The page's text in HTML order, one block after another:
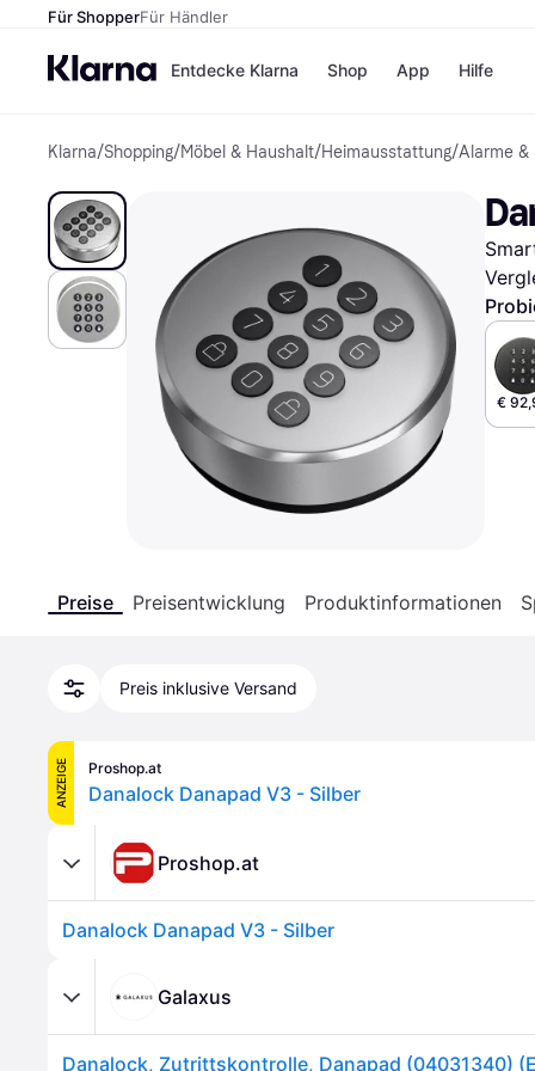
Für ShopperFür Händler
Entdecke Klarna
Zahlungsmethoden
Bezahle in 3
Teilzahlungen
Bezahle in bis zu 30
Tagen
Ratenzahlung
Shop
Shops
H&M
Temu
Alle Shops
App Hilfe
Klarna/Shopping/Möbel & Haushalt/Heimausstattung/Alarme &
€
Preise Preisentwicklung Produktinformationen
Preis inklusive Versand
ANZEIGE Proshop.at
Danalock Danapad V3 - Silber
Proshop.at
Danalock Danapad V3 - Silber
Galaxus